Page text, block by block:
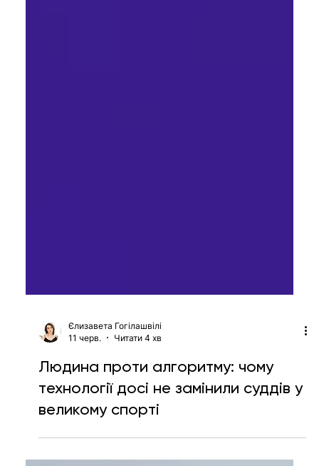
11 черв.
Читати 4 хв
Людина проти алгоритму: чому
технології досі не замінили суддів у
великому спорті